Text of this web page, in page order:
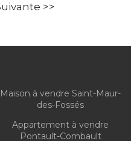
>>
Maison à vendre Saint-Maur-
des-Fossés
Appartement à vendre
Pontault-Combault